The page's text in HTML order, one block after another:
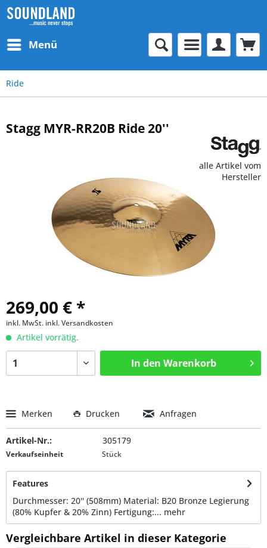
Menü
Ride
Stagg MYR-RR20B Ride 20''
alle Artikel vom
Hersteller
269,00 € *
inkl. MwSt. inkl. Versandkosten
Artikel vorrätig.
In den Warenkorb
Merken Drucken Anfragen
Artikel-Nr.: 305179
Verkaufseinheit Stück
Features
Durchmesser: 20'' (508mm) Material: B20 Bronze Legierung
(80% Kupfer & 20% Zinn) Fertigung:... mehr
Vergleichbare Artikel in dieser Kategorie